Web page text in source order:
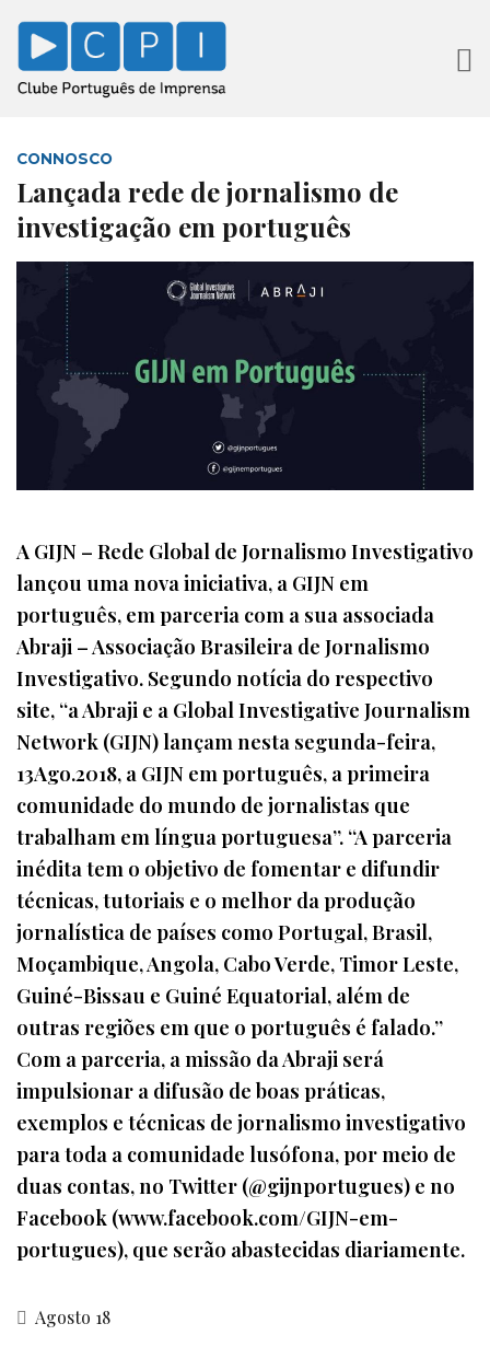
CONNOSCO
Lançada rede de jornalismo de
investigação em português
A GIJN – Rede Global de Jornalismo Investigativo
lançou uma nova iniciativa, a GIJN em
português, em parceria com a sua associada
Abraji – Associação Brasileira de Jornalismo
Investigativo. Segundo notícia do respectivo
site, “a Abraji e a Global Investigative Journalism
Network (GIJN) lançam nesta segunda-feira,
13Ago.2018, a GIJN em português, a primeira
comunidade do mundo de jornalistas que
trabalham em língua portuguesa”. “A parceria
inédita tem o objetivo de fomentar e difundir
técnicas, tutoriais e o melhor da produção
jornalística de países como Portugal, Brasil,
Moçambique, Angola, Cabo Verde, Timor Leste,
Guiné-Bissau e Guiné Equatorial, além de
outras regiões em que o português é falado.”
Com a parceria, a missão da Abraji será
impulsionar a difusão de boas práticas,
exemplos e técnicas de jornalismo investigativo
para toda a comunidade lusófona, por meio de
duas contas, no Twitter (@gijnportugues) e no
Facebook (www.facebook.com/GIJN-em-
portugues), que serão abastecidas diariamente.
Agosto 18